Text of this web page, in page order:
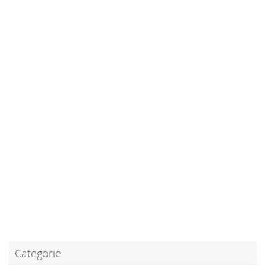
Categorie